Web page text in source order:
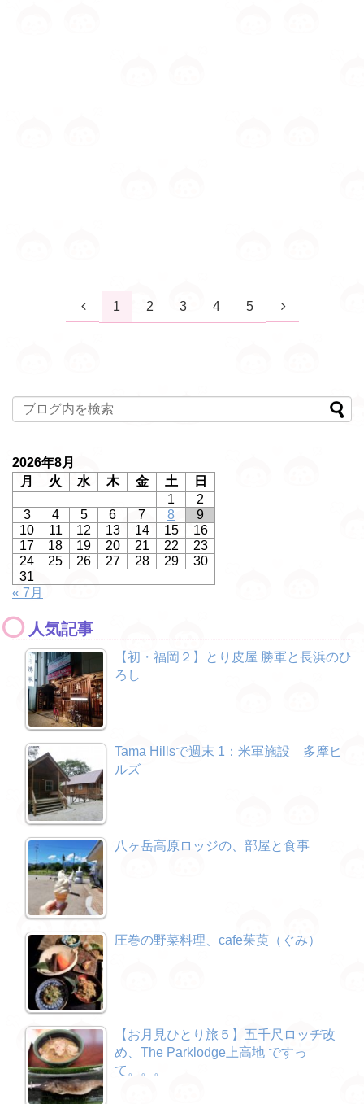
1 2 3 4 5
2026年8月
月
火 水 木 金 土
日
1
2
3
4 5 6 7 8
9
10
11 12 13 14 15
16
17
18 19 20 21 22
23
24
25 26 27 28 29
30
31
« 7月
人気記事
【初・福岡２】とり皮屋 勝軍と長浜のひ
ろし
Tama Hillsで週末 1：米軍施設 多摩ヒ
ルズ
八ヶ岳高原ロッジの、部屋と食事
圧巻の野菜料理、cafe茱萸（ぐみ）
【お月見ひとり旅５】五千尺ロッヂ改
め、The Parklodge上高地 ですっ
て。。。